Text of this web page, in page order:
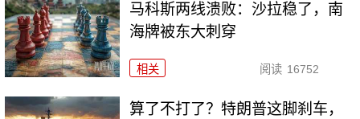
马科斯两线溃败：沙拉稳了，南
海牌被东大刺穿
相关 阅读 16752
算了不打了？特朗普这脚刹车，